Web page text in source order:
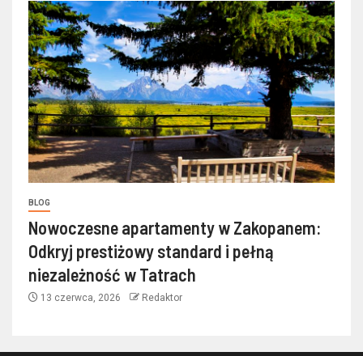
BLOG
Nowoczesne apartamenty w Zakopanem:
Odkryj prestiżowy standard i pełną
niezależność w Tatrach
13 czerwca, 2026 Redaktor